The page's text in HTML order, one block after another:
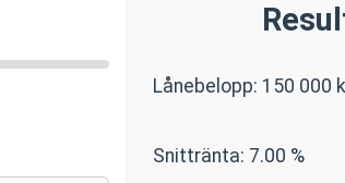
Lånebelopp: 150 000
Snittränta: 7.00 %